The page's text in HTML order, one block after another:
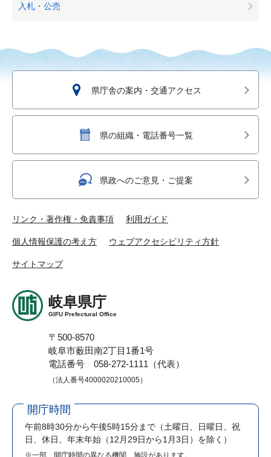
入札・公売
県庁舎の案内・交通アクセス
県の組織・電話番号一覧
県政へのご意見・ご提案
リンク・著作権・免責事項 利用ガイド
個人情報保護の考え方 ウェブアクセシビリティ方針
サイトマップ
岐阜県庁
GIFU Prefectural Office
〒500-8570
岐阜市薮田南2丁目1番1号
電話番号 058-272-1111（代表）
（法人番号4000020210005）
開庁時間
午前8時30分から午後5時15分まで （土曜日、日曜日、祝
日、休日、年末年始（12月29日から1月3日）を除く）
※一部、開庁時間の異なる機関、施設があります。